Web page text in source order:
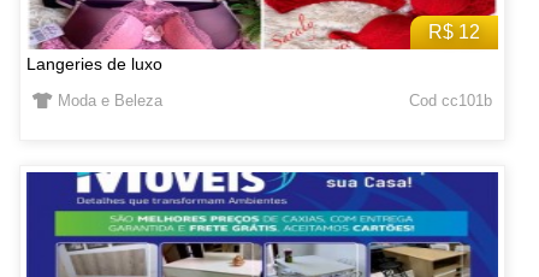
R$ 12
Langeries de luxo
Moda e Beleza Cod cc101b